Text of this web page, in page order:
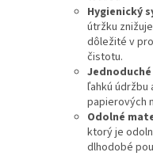
Hygienický
útržku
dôležité v
čistotu.
ľahkú údržbu
papierových
Odolné
ktorý je
dlhodobé